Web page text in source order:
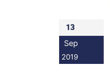
13
Sep
2019